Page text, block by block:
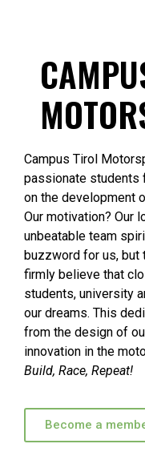
Campus Tirol
passionate students
on the development
Our motivation? Our
unbeatable team
buzzword for us, but
firmly believe that
students, university
our dreams. This
from the design of
innovation in the
Build, Race, Repeat!
Become a